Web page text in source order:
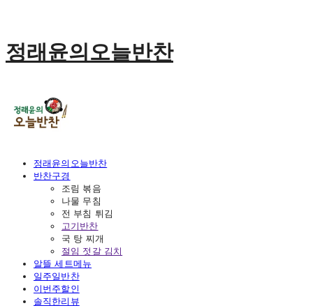
정래윤의오늘반찬
정래윤의오늘반찬
반찬구경
조림 볶음
나물 무침
전 부침 튀김
고기반찬
국 탕 찌개
절임 젓갈 김치
알뜰 세트메뉴
일주일반찬
이번주할인
솔직한리뷰